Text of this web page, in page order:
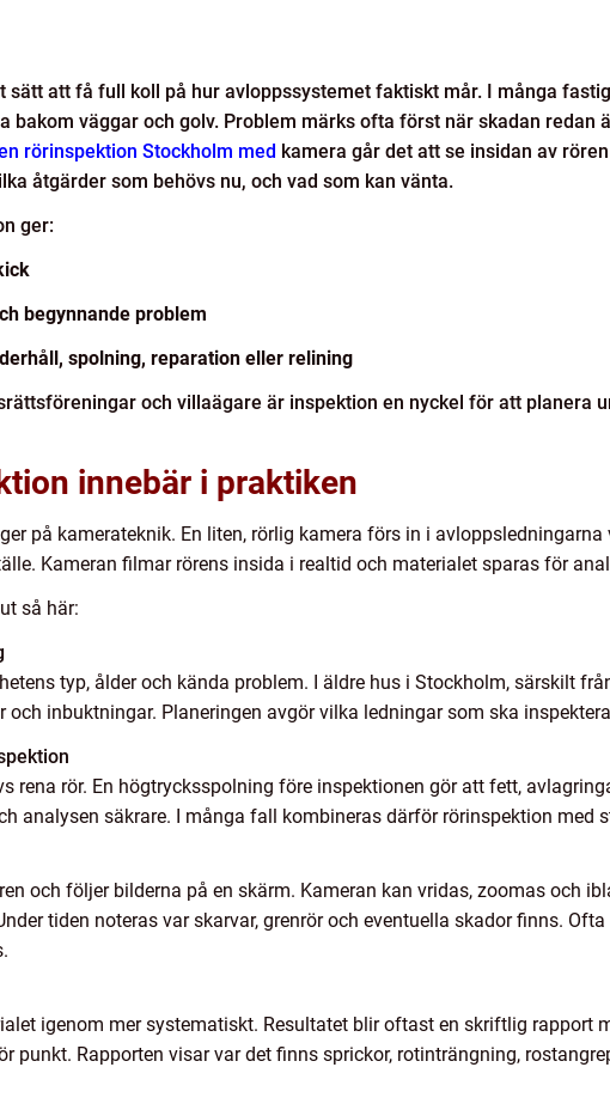
sätt att få full koll på hur avloppssystemet faktiskt mår. I många
bakom väggar och golv. Problem märks ofta först när skadan redan
rörinspektion Stockholm med kamera går det att se insidan av
åtgärder som behövs nu, och vad som kan vänta.
ger:
begynnande problem
spolning, reparation eller relining
och villaägare är inspektion en nyckel för att planera
innebär i praktiken
på kamerateknik. En liten, rörlig kamera förs in i
Kameran filmar rörens insida i realtid och materialet sparas för
så här:
typ, ålder och kända problem. I äldre hus i Stockholm, särskilt
och inbuktningar. Planeringen avgör vilka ledningar som ska
rena rör. En högtrycksspolning före inspektionen gör att fett,
analysen säkrare. I många fall kombineras därför rörinspektion med
och följer bilderna på en skärm. Kameran kan vridas, zoomas och
tiden noteras var skarvar, grenrör och eventuella skador finns.
igenom mer systematiskt. Resultatet blir oftast en skriftlig rapport
punkt. Rapporten visar var det finns sprickor, rotinträngning,